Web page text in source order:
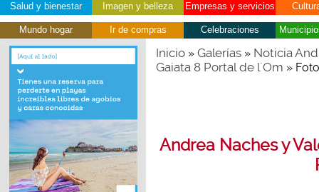
Salud y bienestar Imagen y belleza Empresas y servicios
Mundo hogar Ir de compras Celebraciones
Inicio» Galerías» Noticia
Gaiata 8 Portal de l´Om »
Andrea Naches y